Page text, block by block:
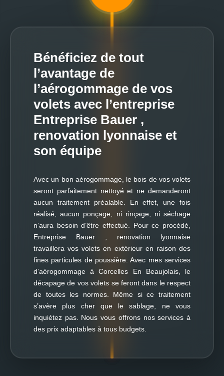
Bénéficiez de tout
l’avantage de
l’aérogommage de vos
volets avec l’entreprise
Entreprise Bauer ,
renovation lyonnaise et
son équipe
Avec un bon aérogommage, le bois de vos volets
seront parfaitement nettoyé et ne demanderont
aucun traitement préalable. En effet, une fois
réalisé, aucun ponçage, ni rinçage, ni séchage
n’aura besoin d’être effectué. Pour ce procédé,
Entreprise Bauer , renovation lyonnaise
travaillera vos volets en extérieur en raison des
fines particules de poussière. Avec mes services
d’aérogommage à Corcelles En Beaujolais, le
décapage de vos volets se feront dans le respect
de toutes les normes. Même si ce traitement
s’avère plus cher que le sablage, ne vous
inquiétez pas. Nous vous offrons nos services à
des prix adaptables à tous budgets.